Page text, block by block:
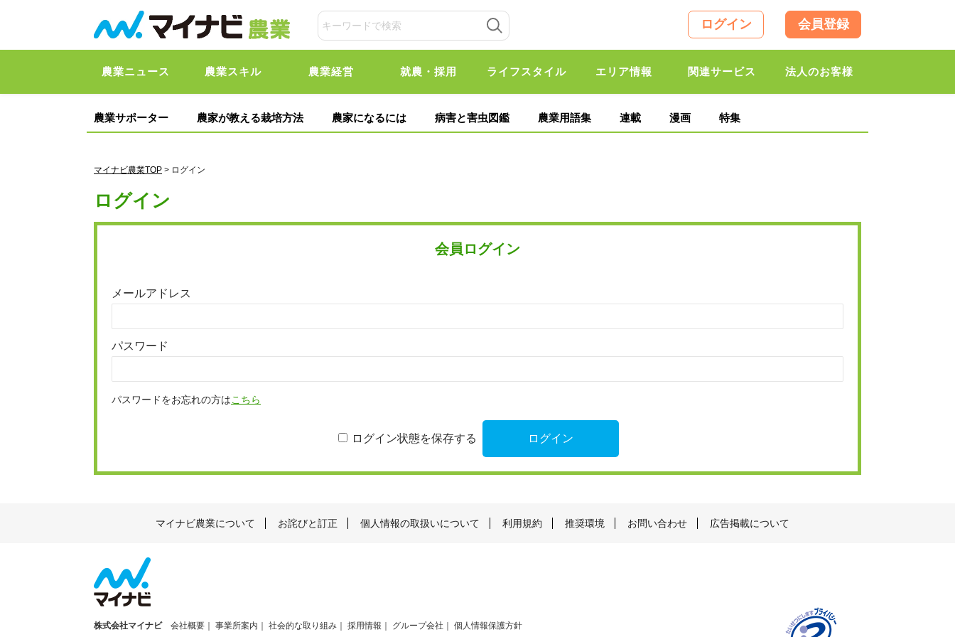
ログイン 会員登録
農業ニュース 農業スキル 農業経営 就農・採用 ライフスタイル エリア情報 関連サービス 法人のお客様
農業サポーター 農家が教える栽培方法 農家になるには 病害と害虫図鑑 農業用語集 連載 漫画 特集
マイナビ農業TOP > ログイン
ログイン
会員ログイン
メールアドレス
パスワード
パスワードをお忘れの方はこちら
ログイン状態を保存する
マイナビ農業について お詫びと訂正 個人情報の取扱いについて 利用規約 推奨環境 お問い合わせ 広告掲載について
株式会社マイナビ 会社概要 事業所案内 社会的な取り組み 採用情報 グループ会社 個人情報保護方針